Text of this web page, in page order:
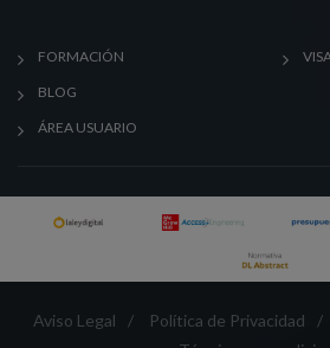
FORMACIÓN
BLOG
ÁREA USUARIO
Aviso Legal / Política de Privacidad /